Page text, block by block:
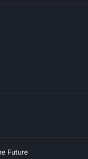
Future